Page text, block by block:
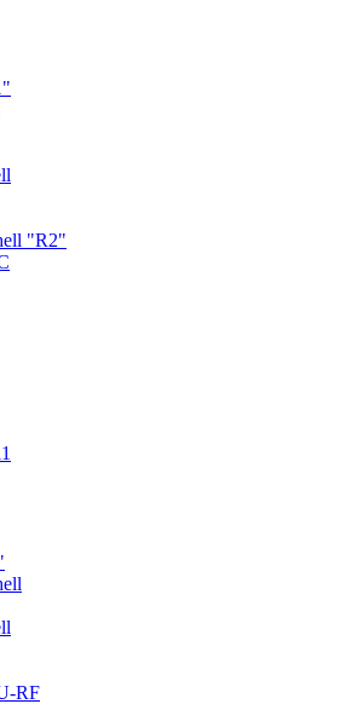
"R2"
RF